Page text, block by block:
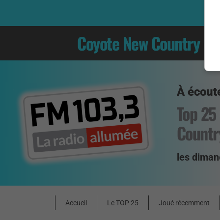
Coyote New Country
À
Top
les
Accueil Le TOP 25 Joué récemment